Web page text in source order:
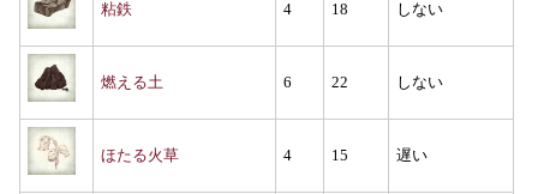
粘鉄 4 18 しない
燃える土 6 22 しない
ほたる火草 4 15 遅い